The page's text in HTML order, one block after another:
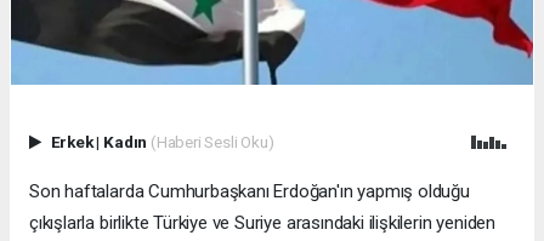
Erkek| Kadın (Haberi Sesli Oku)
Son haftalarda Cumhurbaşkanı Erdoğan'ın yapmış olduğu
çıkışlarla birlikte Türkiye ve Suriye arasındaki ilişkilerin yeniden